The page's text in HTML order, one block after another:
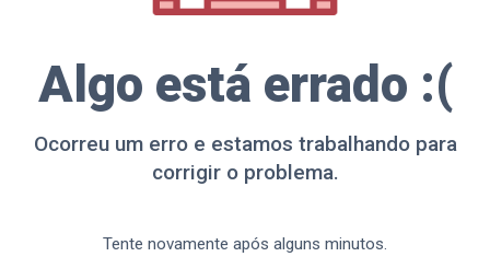
Algo está errado :(
Ocorreu um erro e estamos trabalhando para
corrigir o problema.
Tente novamente após alguns minutos.